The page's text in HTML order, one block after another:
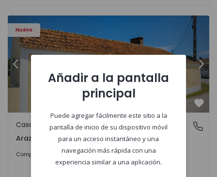
Nuevo
- 27
Casa T1 com Terreno Montemor-o-Velho, Arazede -
Anterior
Arazede, Coimbra
Casa
Arazede, Coimbra
Comprar 120.000 €
Añadir a la pantalla
principal
Puede agregar fácilmente este sitio a la
pantalla de inicio de su dispositivo móvil
para un acceso instantáneo y una
navegación más rápida con una
experiencia similar a una aplicación.